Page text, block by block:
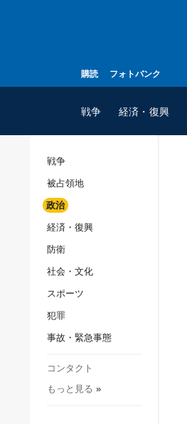
購読 フォトバンク
戦争 経済・復興
スポーツ
戦争
被占領地
政治
経済・復興
防衛
社会・文化
スポーツ
犯罪
事故・緊急事態
コンタクト
もっと見る »